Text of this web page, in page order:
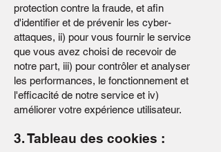
protection contre la fraude, et afin
d'identifier et de prévenir les cyber-
attaques, ii) pour vous fournir le service
que vous avez choisi de recevoir de
notre part, iii) pour contrôler et analyser
les performances, le fonctionnement et
l'efficacité de notre service et iv)
améliorer votre expérience utilisateur.
3. Tableau des cookies :